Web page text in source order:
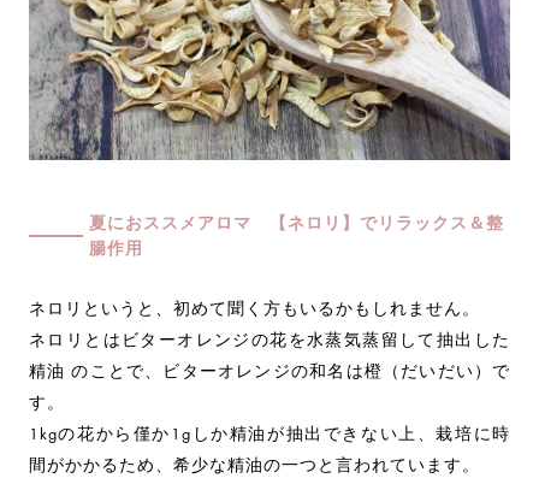
夏におススメアロマ 【ネロリ】でリラックス＆整
腸作用
ネロリというと、初めて聞く方もいるかもしれません。
ネロリとはビターオレンジの花を水蒸気蒸留して抽出した
精油 のことで、ビターオレンジの和名は橙（だいだい）で
す。
1kgの花から僅か1gしか精油が抽出できない上、栽培に時
間がかかるため、希少な精油の一つと言われています。